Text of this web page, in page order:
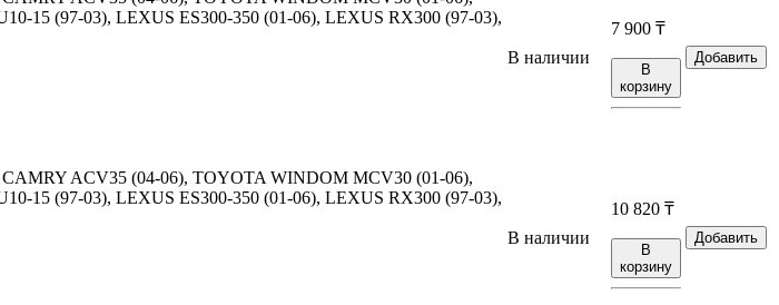
15 (97-03), LEXUS ES300-350 (01-06), LEXUS RX300 (97-03),
В наличии
7 900 ₸
В
корзину
Добавить
ACV35 (04-06), TOYOTA WINDOM MCV30 (01-06),
15 (97-03), LEXUS ES300-350 (01-06), LEXUS RX300 (97-03),
В наличии
10 820 ₸
В
корзину
Добавить